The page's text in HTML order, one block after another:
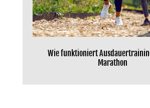
Wie funktioniert
Marathon